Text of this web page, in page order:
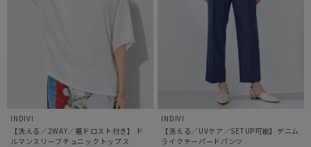
INDIVI
【洗える／2WAY／裾ドロスト付き】 ド
ルマンスリーブチュニックトップス
INDIVI
【洗える／UVケア／SETUP可能】デニム
ライクテーパードパンツ